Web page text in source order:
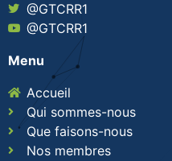
@GTCRR1
@GTCRR1
Menu
Accueil
Qui sommes-nous
Que faisons-nous
Nos membres